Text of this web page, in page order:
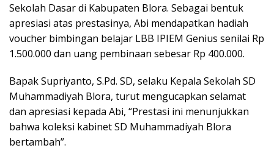
Sekolah Dasar di Kabupaten Blora. Sebagai bentuk
apresiasi atas prestasinya, Abi mendapatkan hadiah
voucher bimbingan belajar LBB IPIEM Genius senilai Rp
1.500.000 dan uang pembinaan sebesar Rp 400.000.
Bapak Supriyanto, S.Pd. SD, selaku Kepala Sekolah SD
Muhammadiyah Blora, turut mengucapkan selamat
dan apresiasi kepada Abi, “Prestasi ini menunjukkan
bahwa koleksi kabinet SD Muhammadiyah Blora
bertambah”.